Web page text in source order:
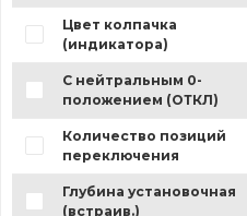
Цвет колпачка
(индикатора)
С нейтральным 0-
положением (ОТКЛ)
Количество позиций
переключения
Глубина установочная
(встраив.)